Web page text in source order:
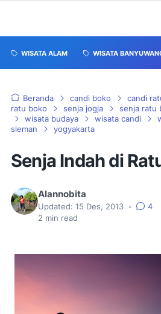
WISATA ALAM WISATA
Beranda candi boko candi
ratu boko
senja jogja senja ratu
wisata budaya
wisata candi
sleman
yogyakarta
Senja Indah di
Alannobita
Updated: 15 Des, 2013 •
4
2 min read